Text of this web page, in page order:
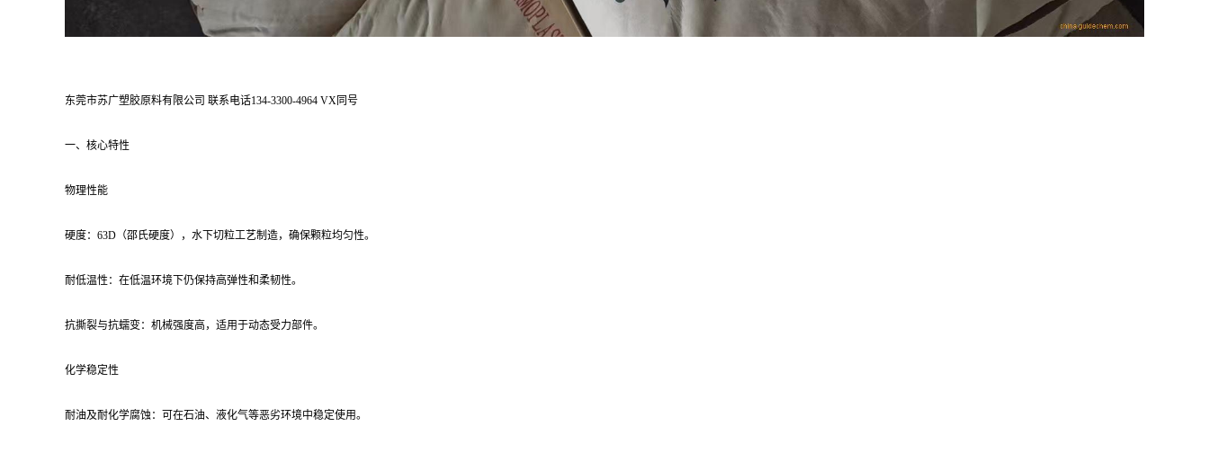
东莞市苏广塑胶原料有限公司 联系电话134-3300-4964 VX同号
一、核心特性
物理性能
硬度：63D（邵氏硬度），水下切粒工艺制造，确保颗粒均匀性。
耐低温性：在低温环境下仍保持高弹性和柔韧性。
抗撕裂与抗蠕变：机械强度高，适用于动态受力部件。
化学稳定性
耐油及耐化学腐蚀：可在石油、液化气等恶劣环境中稳定使用。